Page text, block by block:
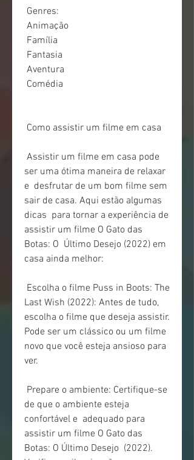
Genres:
Animação
Família
Fantasia
Aventura
Comédia
Como assistir um filme em casa
ser uma ótima maneira de relaxar
e  desfrutar de um bom filme sem
sair de casa. Aqui estão algumas
dicas  para tornar a experiência de
assistir um filme O Gato das
Botas: O  Último Desejo (2022) em
casa ainda melhor:
Last Wish (2022): Antes de tudo,
escolha o filme que deseja assistir.
Pode ser um clássico ou um filme
novo que você esteja ansioso para
ver.
de que o ambiente esteja
confortável e  adequado para
assistir um filme O Gato das
Botas: O Último Desejo  (2022).